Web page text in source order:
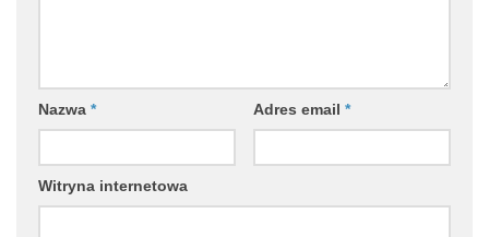
Nazwa * Adres email *
Witryna internetowa